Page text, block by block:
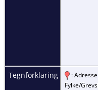
Tegnforklaring :
Fylke/